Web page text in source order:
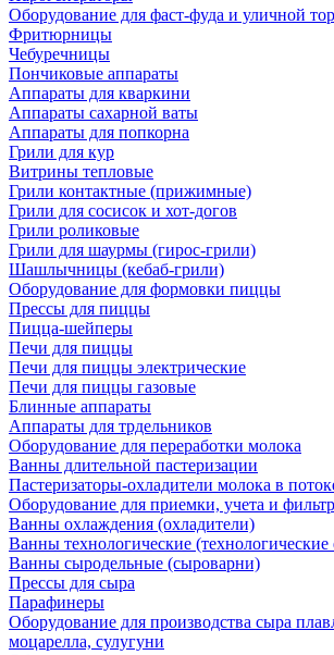
Оборудование для фаст-фуда и уличной
Фритюрницы
Чебуречницы
Пончиковые аппараты
Аппараты для кваркини
Аппараты сахарной ваты
Аппараты для попкорна
Грили для кур
Витрины тепловые
Грили контактные (прижимные)
Грили для сосисок и хот-догов
Грили роликовые
Грили для шаурмы (гирос-грили)
Шашлычницы (кебаб-грили)
Оборудование для формовки пиццы
Прессы для пиццы
Пицца-шейперы
Печи для пиццы
Печи для пиццы электрические
Печи для пиццы газовые
Блинные аппараты
Аппараты для трдельников
Оборудование для переработки молока
Ванны длительной пастеризации
Пастеризаторы-охладители молока в
Оборудование для приемки, учета и
Ванны охлаждения (охладители)
Ванны технологические (технологические
Ванны сыродельные (сыроварни)
Прессы для сыра
Парафинеры
Оборудование для производства сыра
моцарелла, сулугуни